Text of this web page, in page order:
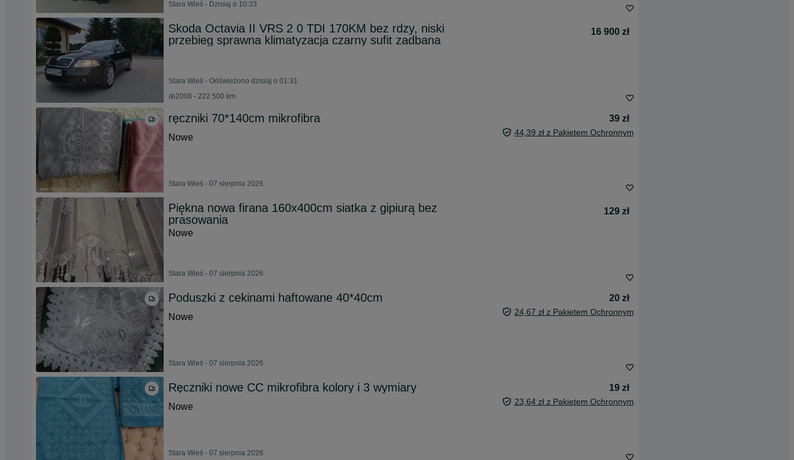
Stara Wieś - Dzisiaj o 10:33
Skoda Octavia II VRS 2 0 TDI 170KM bez rdzy, niski
przebieg sprawna klimatyzacja czarny sufit zadbana
16 900 zł
Stara Wieś - Odświeżono dzisiaj o 01:31
2008 - 222 500 km
ręczniki 70*140cm mikrofibra
39 zł
Nowe
44,39 zł z Pakietem Ochronnym
Stara Wieś - 07 sierpnia 2026
Piękna nowa firana 160x400cm siatka z gipiurą bez
prasowania
129 zł
Nowe
Stara Wieś - 07 sierpnia 2026
Poduszki z cekinami haftowane 40*40cm
20 zł
Nowe
24,67 zł z Pakietem Ochronnym
Stara Wieś - 07 sierpnia 2026
Ręczniki nowe CC mikrofibra kolory i 3 wymiary
19 zł
Nowe
23,64 zł z Pakietem Ochronnym
Stara Wieś - 07 sierpnia 2026